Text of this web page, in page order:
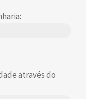
através do